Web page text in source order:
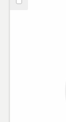
Välj